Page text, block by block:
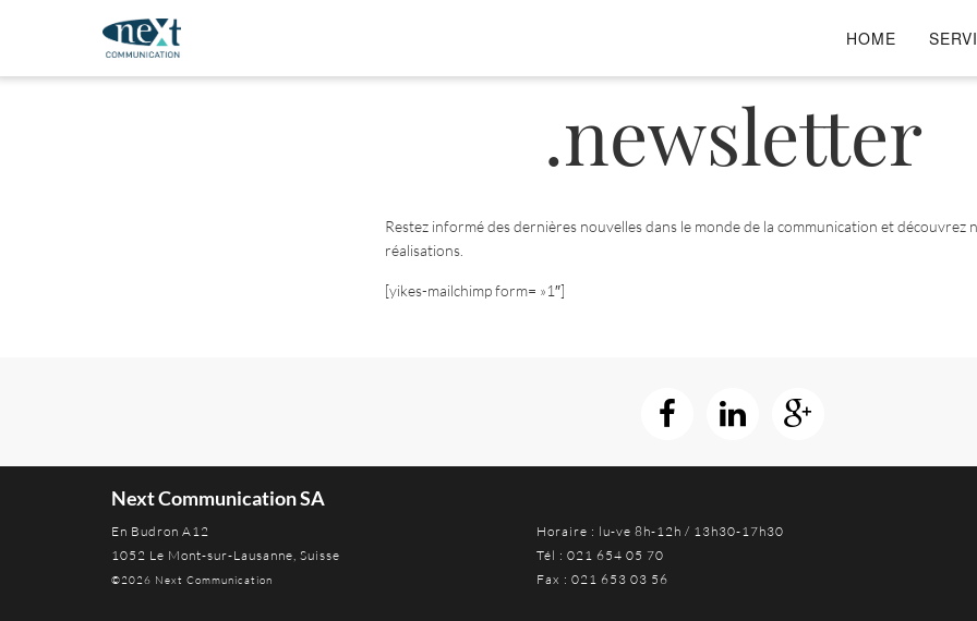
HOME
.newsletter
Restez informé des dernières nouvelles dans le monde de la communication et découvrez
réalisations.
[yikes-mailchimp form= »1″]
Next Communication SA
En Budron A12
1052 Le Mont-sur-Lausanne, Suisse
©2026 Next Communication
Horaire : lu-ve 8h-12h / 13h30-17h30
Tél : 021 654 05 70
Fax : 021 653 03 56